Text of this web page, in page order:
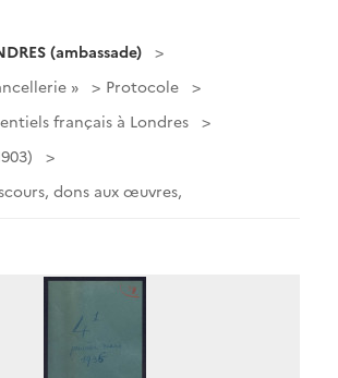
(ambassade)
»
Protocole
français à Londres
dons aux œuvres,